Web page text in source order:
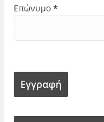
Επώνυμο *